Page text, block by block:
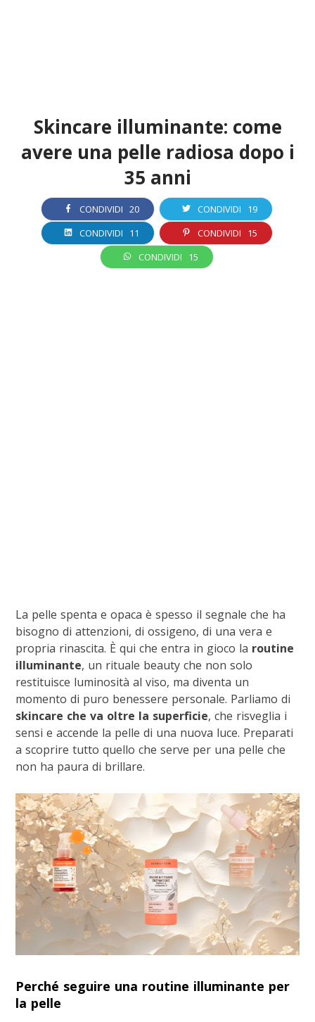
Skincare illuminante: come
avere una pelle radiosa dopo i
35 anni
CONDIVIDI 20 CONDIVIDI 19
CONDIVIDI 11 CONDIVIDI 15
CONDIVIDI 15
La pelle spenta e opaca è spesso il segnale che ha
bisogno di attenzioni, di ossigeno, di una vera e
propria rinascita. È qui che entra in gioco la routine
illuminante, un rituale beauty che non solo
restituisce luminosità al viso, ma diventa un
momento di puro benessere personale. Parliamo di
skincare che va oltre la superficie, che risveglia i
sensi e accende la pelle di una nuova luce. Preparati
a scoprire tutto quello che serve per una pelle che
non ha paura di brillare.
Perché seguire una routine illuminante per
la pelle